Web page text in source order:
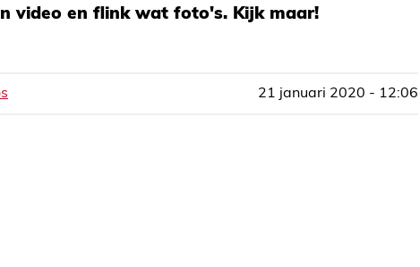
video en flink wat foto's. Kijk maar!
21 januari 2020 - 12:06